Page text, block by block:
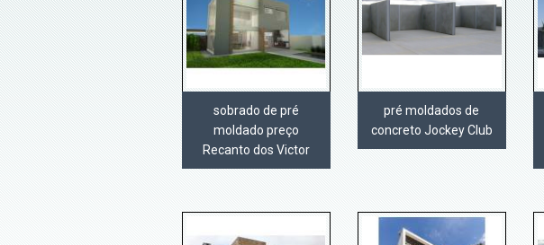
sobrado de pré
moldado preço
Recanto dos Victor
pré moldados de
concreto Jockey Club